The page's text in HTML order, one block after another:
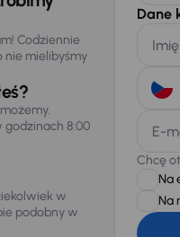
Codziennie
nie mielibyśmy
godzinach 8:00
w
podobny w
Dane
E-
Chcę
Na
Na